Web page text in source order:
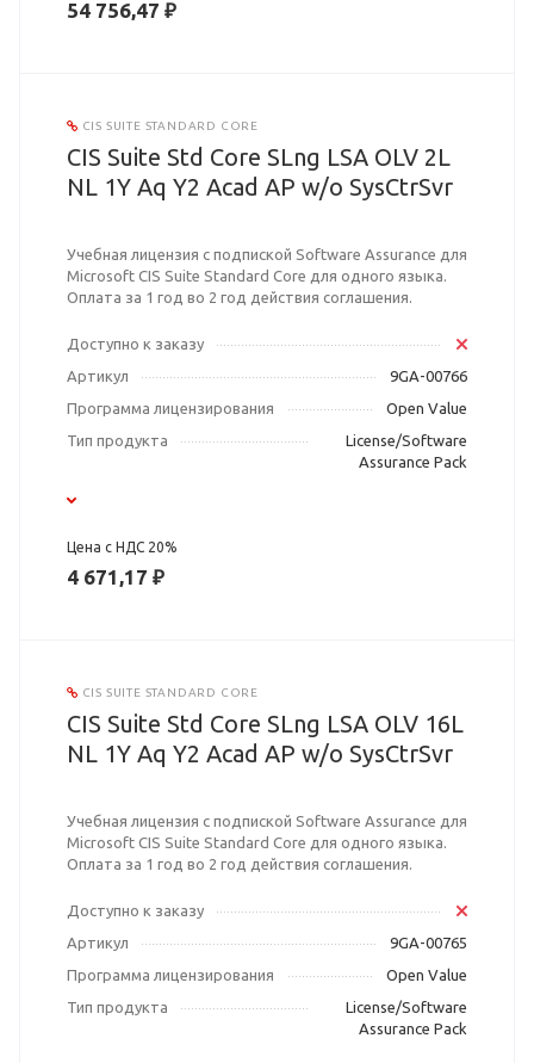
54 756,47 ₽
CIS SUITE STANDARD CORE
CIS Suite Std Core SLng LSA OLV 2L
NL 1Y Aq Y2 Acad AP w/o SysCtrSvr
Учебная лицензия с подпиской Software Assurance для
Microsoft CIS Suite Standard Core для одного языка.
Оплата за 1 год во 2 год действия соглашения.
Доступно к заказу
Артикул
9GA-00766
Программа лицензирования
Open Value
Тип продукта
License/Software
Assurance Pack
Цена с НДС 20%
4 671,17 ₽
CIS SUITE STANDARD CORE
CIS Suite Std Core SLng LSA OLV 16L
NL 1Y Aq Y2 Acad AP w/o SysCtrSvr
Учебная лицензия с подпиской Software Assurance для
Microsoft CIS Suite Standard Core для одного языка.
Оплата за 1 год во 2 год действия соглашения.
Доступно к заказу
Артикул
9GA-00765
Программа лицензирования
Open Value
Тип продукта
License/Software
Assurance Pack